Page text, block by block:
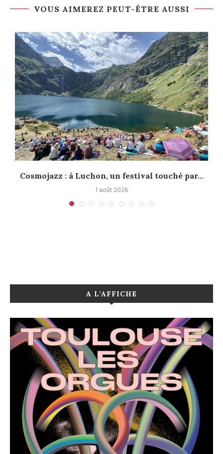
VOUS AIMEREZ PEUT-ÊTRE AUSSI
Cosmojazz : à Luchon, un festival touché par...
1 août 2026
A L’AFFICHE